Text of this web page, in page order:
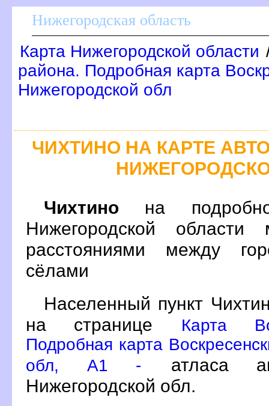
Нижегородская область
Карта Нижегородской области
района. Подробная карта
Нижегородской обл
ЧИХТИНО НА КАРТЕ
Чихтино на
Нижегородской
расстояниями между
сёлами
Населенный пункт
на странице
Карта
Подробная карта
обл, A1 -
атласа
Нижегородской обл.